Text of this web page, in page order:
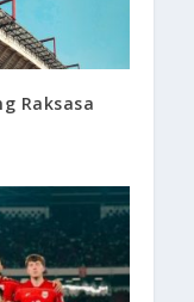
Raksasa